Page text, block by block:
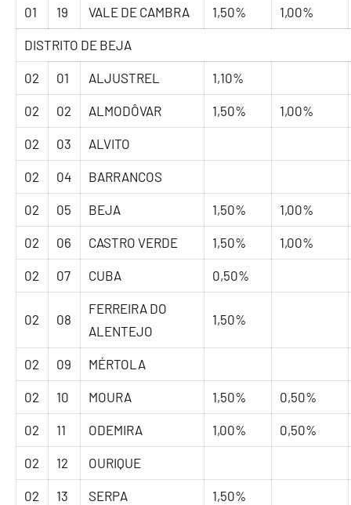
01 19 VALE DE CAMBRA 1,50% 1,00%
DISTRITO DE BEJA
02 01 ALJUSTREL 1,10%
02 02 ALMODÔVAR 1,50% 1,00%
02 03 ALVITO
02 04 BARRANCOS
02 05 BEJA 1,50% 1,00%
02 06 CASTRO VERDE 1,50% 1,00%
02 07 CUBA 0,50%
02 08
FERREIRA DO
ALENTEJO
1,50%
02 09 MÉRTOLA
02 10 MOURA 1,50% 0,50%
02 11 ODEMIRA 1,00% 0,50%
02 12 OURIQUE
02 13 SERPA 1,50%